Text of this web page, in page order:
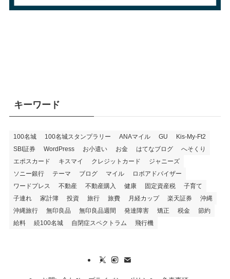
キーワード
100名城 100名城スタンプラリー ANAマイル GU
Kis-My-Ft2
SBI証券
WordPress お小遣い お金 はてなブログ
へそくり
エポスカード
キスマイ クレジットカード
ジャニーズ
ソニー銀行
テーマ ブログ マイル
ロボアドバイザー
ワードプレス
不動産 不動産購入 健康 固定資産税
子育て
子連れ
家計簿 投資 旅行 旅費 月経カップ 楽天証券
沖縄
沖縄旅行
無印良品 無印良品週間 発達障害 矯正 税金
節約
給料
続100名城 自閉症スペクトラム 飛行機